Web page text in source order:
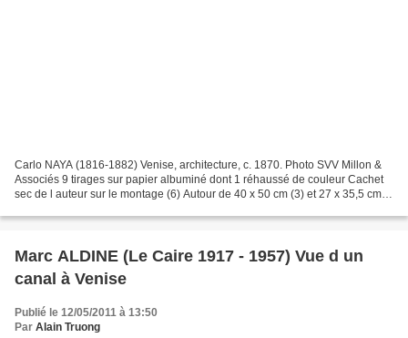
Carlo NAYA (1816-1882) Venise, architecture, c. 1870. Photo SVV Millon &
Associés 9 tirages sur papier albuminé dont 1 réhaussé de couleur Cachet
sec de l auteur sur le montage (6) Autour de 40 x 50 cm (3) et 27 x 35,5 cm
Marc ALDINE (Le Caire 1917 - 1957) Vue d un
canal à Venise
Publié le 12/05/2011 à 13:50
Par Alain Truong